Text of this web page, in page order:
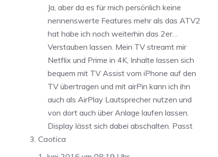
Ja, aber da es für mich persönlich keine
nennenswerte Features mehr als das ATV2
hat habe ich noch weiterhin das 2er…
Verstauben lassen. Mein TV streamt mir
Netflix und Prime in 4K, Inhalte lassen sich
bequem mit TV Assist vom iPhone auf den
TV übertragen und mit airPin kann ich ihn
auch als AirPlay Lautsprecher nutzen und
von dort auch über Anlage laufen lassen.
Display lässt sich dabei abschalten. Passt
Caotica